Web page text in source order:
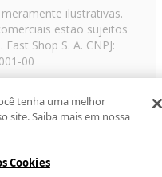
ilustrativas.
estão sujeitos
Shop S. A. CNPJ:
00
11 3003-3728 ©
reservadosRF
tenha uma melhor
site. Saiba mais em nossa
Cookies